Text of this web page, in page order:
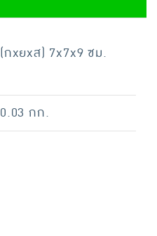
(กxยxส) 7x7x9 ซม.
0.03 กก.